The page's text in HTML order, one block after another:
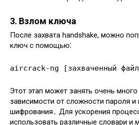
3․ Взлом ключа
После захвата handshake, можно
ключ с помощью⁚
aircrack-ng [захваченный
Этот этап может занять очень
зависимости от сложности пароля и
шифрования․ Для ускорения
использовать различные словари и